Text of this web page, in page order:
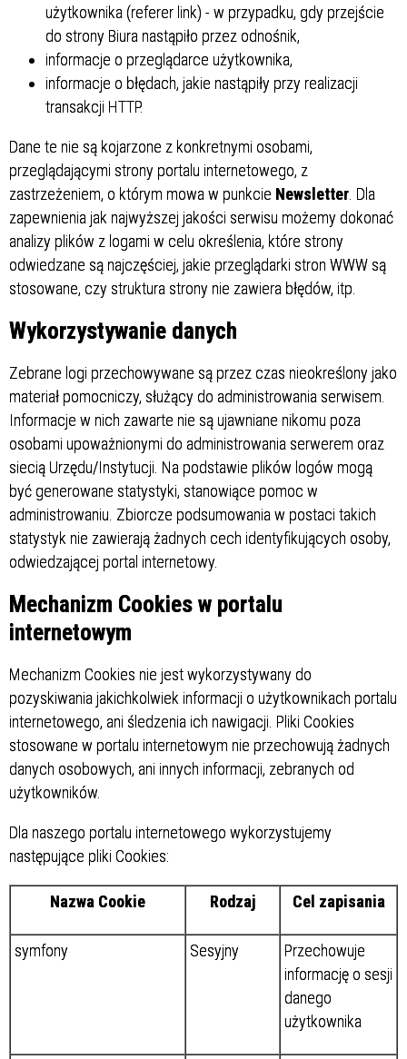
użytkownika (referer link) - w przypadku, gdy przejście
do strony Biura nastąpiło przez odnośnik,
informacje o przeglądarce użytkownika,
informacje o błędach, jakie nastąpiły przy realizacji
transakcji HTTP.
Dane te nie są kojarzone z konkretnymi osobami,
przeglądającymi strony portalu internetowego, z
zastrzeżeniem, o którym mowa w punkcie Newsletter . Dla
zapewnienia jak najwyższej jakości serwisu możemy dokonać
analizy plików z logami w celu określenia, które strony
odwiedzane są najczęściej, jakie przeglądarki stron WWW są
stosowane, czy struktura strony nie zawiera błędów, itp.
Wykorzystywanie danych
Zebrane logi przechowywane są przez czas nieokreślony jako
materiał pomocniczy, służący do administrowania serwisem.
Informacje w nich zawarte nie są ujawniane nikomu poza
osobami upoważnionymi do administrowania serwerem oraz
siecią Urzędu/Instytucji. Na podstawie plików logów mogą
być generowane statystyki, stanowiące pomoc w
administrowaniu. Zbiorcze podsumowania w postaci takich
statystyk nie zawierają żadnych cech identyfikujących osoby,
odwiedzającej portal internetowy.
Mechanizm Cookies w portalu
internetowym
Mechanizm Cookies nie jest wykorzystywany do
pozyskiwania jakichkolwiek informacji o użytkownikach portalu
internetowego, ani śledzenia ich nawigacji. Pliki Cookies
stosowane w portalu internetowym nie przechowują żadnych
danych osobowych, ani innych informacji, zebranych od
użytkowników.
Dla naszego portalu internetowego wykorzystujemy
następujące pliki Cookies:
Nazwa Cookie Rodzaj Cel zapisania
symfony Sesyjny
Przechowuje
informację o sesji
danego
użytkownika